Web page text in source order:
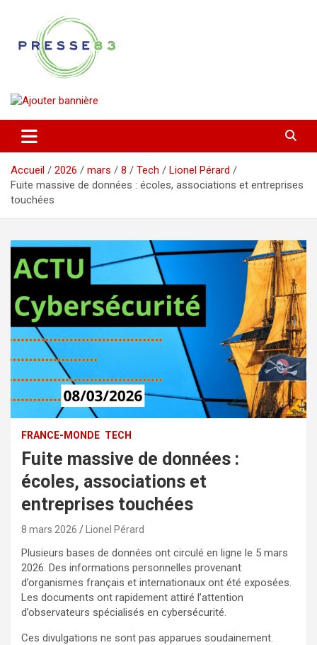
contenu
Presse 83
Accueil 2026 mars 8 Tech
Lionel Pérard
Fuite massive de données : écoles, associations et entreprises
touchées
FRANCE-MONDE TECH
Fuite massive de données :
écoles, associations et
entreprises touchées
8 mars 2026 Lionel Pérard
Plusieurs bases de données ont circulé en ligne le 5 mars
2026. Des informations personnelles provenant
d’organismes français et internationaux ont été exposées.
Les documents ont rapidement attiré l’attention
d’observateurs spécialisés en cybersécurité.
Ces divulgations ne sont pas apparues soudainement.